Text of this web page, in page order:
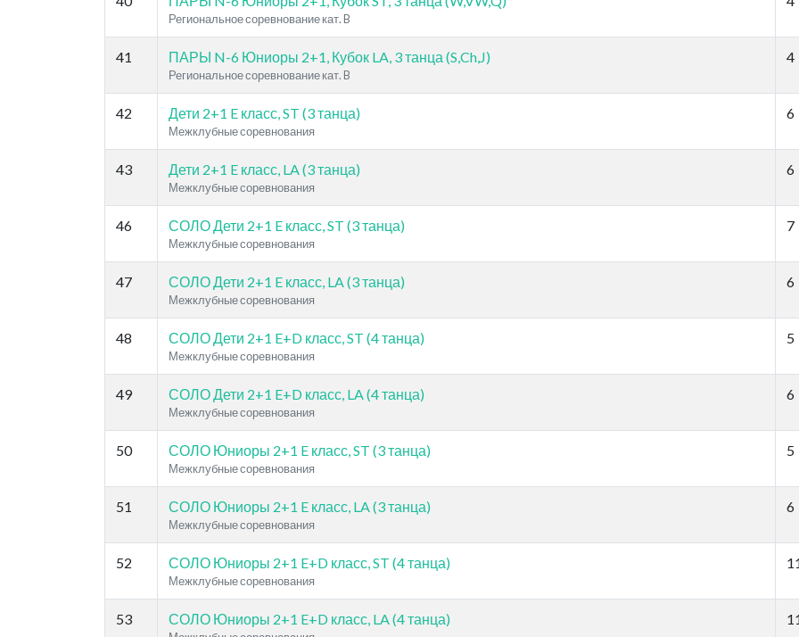
Региональное соревнование кат. B
41 ПАРЫ N-6 Юниоры 2+1, Кубок LA, 3 танца (S,Ch,J)
Региональное соревнование кат. B
4
42 Дети 2+1 E класс, ST (3 танца)
Межклубные соревнования
6
43 Дети 2+1 E класс, LA (3 танца)
Межклубные соревнования
6
46 СОЛО Дети 2+1 E класс, ST (3 танца)
Межклубные соревнования
7
47 СОЛО Дети 2+1 E класс, LA (3 танца)
Межклубные соревнования
6
48 СОЛО Дети 2+1 E+D класс, ST (4 танца)
Межклубные соревнования
5
49 СОЛО Дети 2+1 E+D класс, LA (4 танца)
Межклубные соревнования
6
50 СОЛО Юниоры 2+1 E класс, ST (3 танца)
Межклубные соревнования
5
51 СОЛО Юниоры 2+1 E класс, LA (3 танца)
Межклубные соревнования
6
52 СОЛО Юниоры 2+1 E+D класс, ST (4 танца)
Межклубные соревнования
53 СОЛО Юниоры 2+1 E+D класс, LA (4 танца)